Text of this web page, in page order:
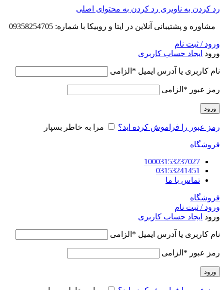
رد کردن به ناوبری رد کردن به محتوای اصلی
مشاوره و پشتیبانی آنلاین در ایتا و روبیکا با شماره: 09358254705
ورود / ثبت نام
ورود ایجاد حساب کاربری
نام کاربری یا آدرس ایمیل * الزامی
رمز عبور * الزامی
ورود
رمز عبور را فراموش کرده اید؟ مرا به خاطر بسپار
فروشگاه
10003153237027
03153241451
تماس با ما
فروشگاه
ورود / ثبت نام
ورود ایجاد حساب کاربری
نام کاربری یا آدرس ایمیل * الزامی
رمز عبور * الزامی
ورود